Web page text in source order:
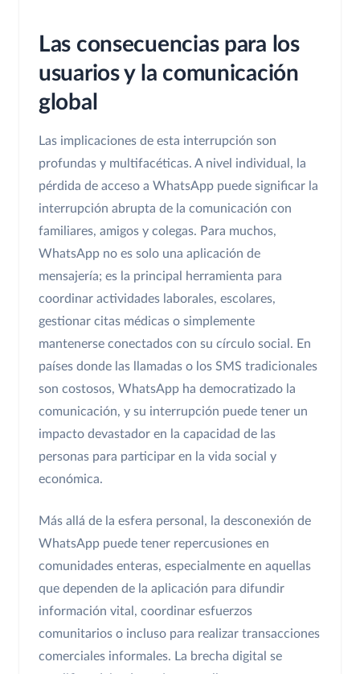
Las consecuencias para los
usuarios y la comunicación
global
Las implicaciones de esta interrupción son
profundas y multifacéticas. A nivel individual, la
pérdida de acceso a WhatsApp puede significar la
interrupción abrupta de la comunicación con
familiares, amigos y colegas. Para muchos,
WhatsApp no es solo una aplicación de
mensajería; es la principal herramienta para
coordinar actividades laborales, escolares,
gestionar citas médicas o simplemente
mantenerse conectados con su círculo social. En
países donde las llamadas o los SMS tradicionales
son costosos, WhatsApp ha democratizado la
comunicación, y su interrupción puede tener un
impacto devastador en la capacidad de las
personas para participar en la vida social y
económica.
Más allá de la esfera personal, la desconexión de
WhatsApp puede tener repercusiones en
comunidades enteras, especialmente en aquellas
que dependen de la aplicación para difundir
información vital, coordinar esfuerzos
comunitarios o incluso para realizar transacciones
comerciales informales. La brecha digital se